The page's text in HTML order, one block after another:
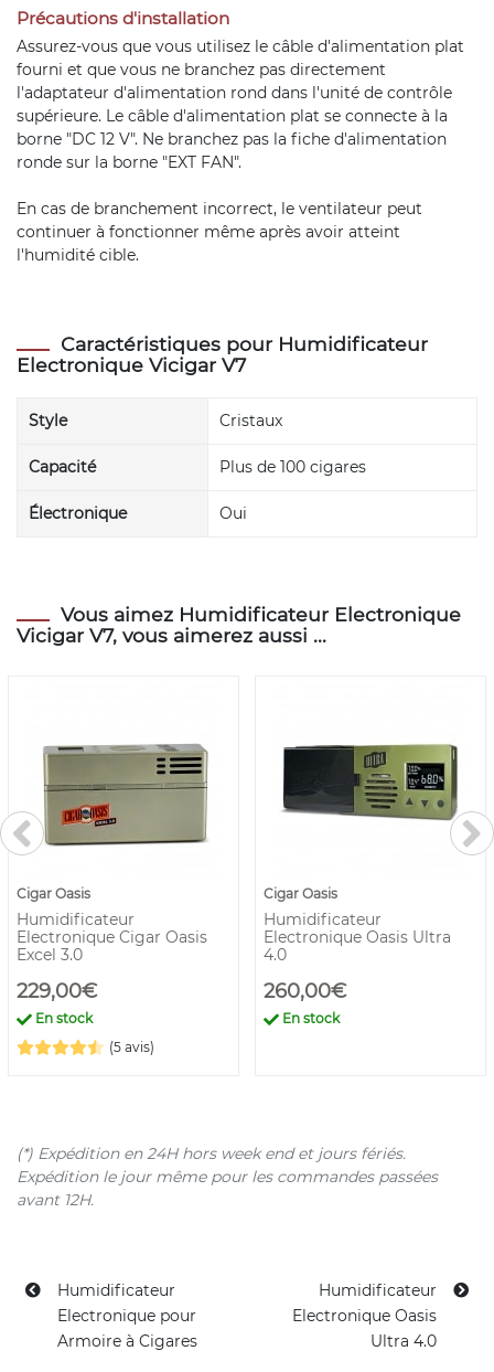
Précautions d'installation
Assurez-vous que vous utilisez le câble d'alimentation plat
fourni et que vous ne branchez pas directement
l'adaptateur d'alimentation rond dans l'unité de contrôle
supérieure. Le câble d'alimentation plat se connecte à la
borne "DC 12 V". Ne branchez pas la fiche d'alimentation
ronde sur la borne "EXT FAN".
En cas de branchement incorrect, le ventilateur peut
continuer à fonctionner même après avoir atteint
l'humidité cible.
Caractéristiques pour Humidificateur
Electronique Vicigar V7
Style Cristaux
Capacité Plus de 100 cigares
Électronique Oui
Vous aimez Humidificateur Electronique
Vicigar V7, vous aimerez aussi ...
Cigar Oasis
Humidificateur
Electronique Cigar Oasis
Excel 3.0
229,00€
En stock
(5 avis)
Cigar Oasis
Humidificateur
Electronique Oasis Ultra
4.0
260,00€
En stock
(*) Expédition en 24H hors week end et jours fériés.
Expédition le jour même pour les commandes passées
avant 12H.
Humidificateur
Electronique pour
Armoire à Cigares
Humidificateur
Electronique Oasis
Ultra 4.0